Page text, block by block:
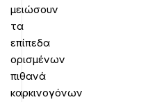
μειώσουν
τα
επίπεδα
ορισμένων
πιθανά
καρκινογόνων